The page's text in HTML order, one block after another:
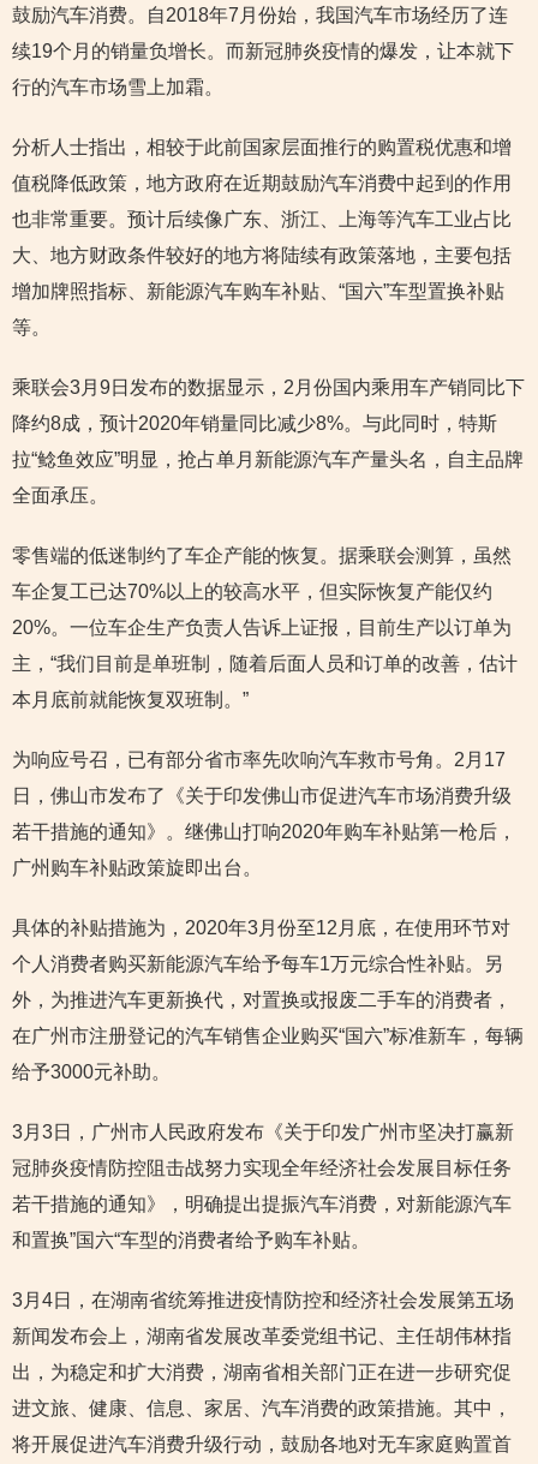
鼓励汽车消费。自2018年7月份始，我国汽车市场经历了连
续19个月的销量负增长。而新冠肺炎疫情的爆发，让本就下
行的汽车市场雪上加霜。
分析人士指出，相较于此前国家层面推行的购置税优惠和增
值税降低政策，地方政府在近期鼓励汽车消费中起到的作用
也非常重要。预计后续像广东、浙江、上海等汽车工业占比
大、地方财政条件较好的地方将陆续有政策落地，主要包括
增加牌照指标、新能源汽车购车补贴、“国六”车型置换补贴
等。
乘联会3月9日发布的数据显示，2月份国内乘用车产销同比下
降约8成，预计2020年销量同比减少8%。与此同时，特斯
拉“鲶鱼效应”明显，抢占单月新能源汽车产量头名，自主品牌
全面承压。
零售端的低迷制约了车企产能的恢复。据乘联会测算，虽然
车企复工已达70%以上的较高水平，但实际恢复产能仅约
20%。一位车企生产负责人告诉上证报，目前生产以订单为
主，“我们目前是单班制，随着后面人员和订单的改善，估计
本月底前就能恢复双班制。”
为响应号召，已有部分省市率先吹响汽车救市号角。2月17
日，佛山市发布了《关于印发佛山市促进汽车市场消费升级
若干措施的通知》。继佛山打响2020年购车补贴第一枪后，
广州购车补贴政策旋即出台。
具体的补贴措施为，2020年3月份至12月底，在使用环节对
个人消费者购买新能源汽车给予每车1万元综合性补贴。另
外，为推进汽车更新换代，对置换或报废二手车的消费者，
在广州市注册登记的汽车销售企业购买“国六”标准新车，每辆
给予3000元补助。
3月3日，广州市人民政府发布《关于印发广州市坚决打赢新
冠肺炎疫情防控阻击战努力实现全年经济社会发展目标任务
若干措施的通知》，明确提出提振汽车消费，对新能源汽车
和置换”国六“车型的消费者给予购车补贴。
3月4日，在湖南省统筹推进疫情防控和经济社会发展第五场
新闻发布会上，湖南省发展改革委党组书记、主任胡伟林指
出，为稳定和扩大消费，湖南省相关部门正在进一步研究促
进文旅、健康、信息、家居、汽车消费的政策措施。其中，
将开展促进汽车消费升级行动，鼓励各地对无车家庭购置首